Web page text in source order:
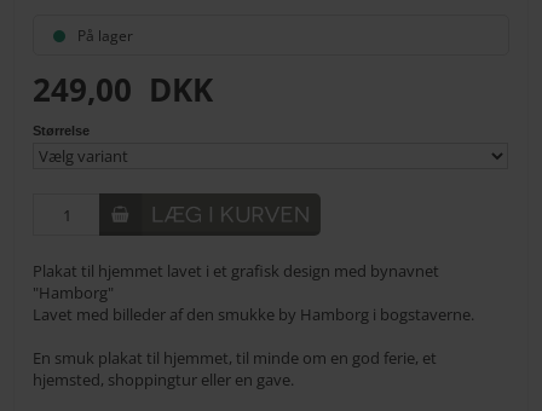
På lager
249,00 DKK
Størrelse
Plakat til hjemmet lavet i et grafisk design med bynavnet
"Hamborg"
Lavet med billeder af den smukke by Hamborg i bogstaverne.
En smuk plakat til hjemmet, til minde om en god ferie, et
hjemsted, shoppingtur eller en gave.